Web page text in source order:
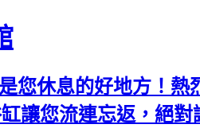
您休息的好地方！
讓您流連忘返，絕對